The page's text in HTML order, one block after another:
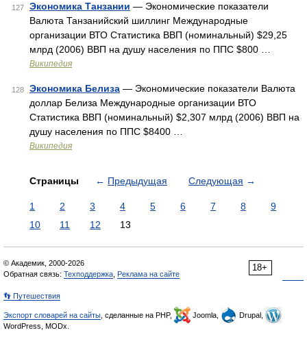
127 Экономика Танзании — Экономические показатели
Валюта Танзанийский шиллинг Международные
организации ВТО Статистика ВВП (номинальный) $29,25
млрд (2006) ВВП на душу населения по ППС $800 …
Википедия
128 Экономика Белиза — Экономические показатели Валюта
доллар Белиза Международные организации ВТО
Статистика ВВП (номинальный) $2,307 млрд (2006) ВВП на
душу населения по ППС $8400 …
Википедия
Страницы ← Предыдущая Следующая →
1 2 3 4 5 6 7 8
9
10
11 12 13
18+
© Академик, 2000-2026
Обратная связь: Техподдержка Реклама на сайте
👣 Путешествия
Экспорт словарей на сайты , сделанные на PHP, Joomla,
Drupal,
WordPress, MODx.